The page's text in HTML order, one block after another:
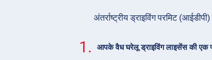
अंतर्राष्ट्रीय ड्राइविंग परमिट
1. आपके वैध घरेलू ड्राइविंग लाइसेंस की एक